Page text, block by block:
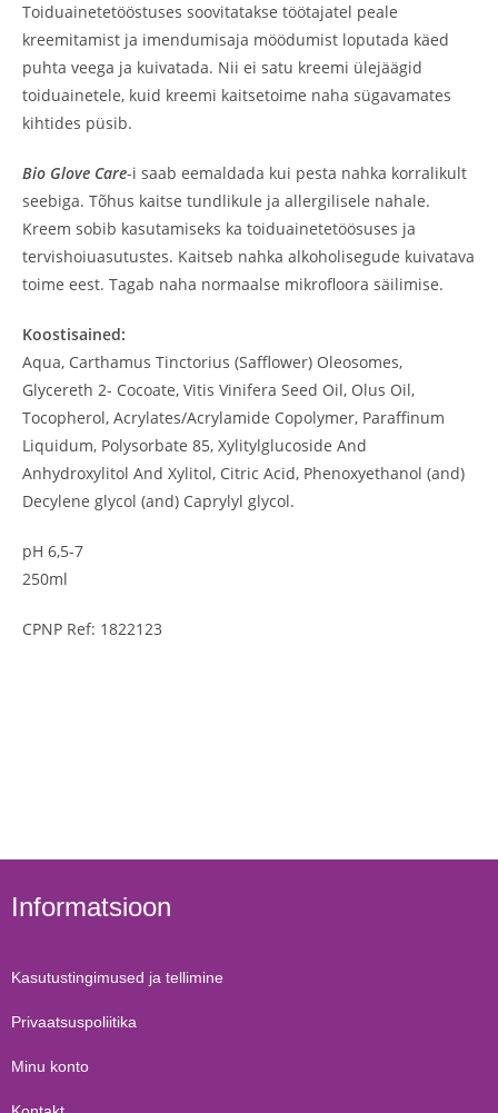
Toiduainetetööstuses soovitatakse töötajatel peale
kreemitamist ja imendumisaja möödumist loputada käed
puhta veega ja kuivatada. Nii ei satu kreemi ülejäägid
toiduainetele, kuid kreemi kaitsetoime naha sügavamates
kihtides püsib.
Bio Glove Care-i saab eemaldada kui pesta nahka korralikult
seebiga. Tõhus kaitse tundlikule ja allergilisele nahale.
Kreem sobib kasutamiseks ka toiduainetetöösuses ja
tervishoiuasutustes. Kaitseb nahka alkoholisegude kuivatava
toime eest. Tagab naha normaalse mikrofloora säilimise.
Koostisained:
Aqua, Carthamus Tinctorius (Safflower) Oleosomes,
Glycereth 2- Cocoate, Vitis Vinifera Seed Oil, Olus Oil,
Tocopherol, Acrylates/Acrylamide Copolymer, Paraffinum
Liquidum, Polysorbate 85, Xylitylglucoside And
Anhydroxylitol And Xylitol, Citric Acid, Phenoxyethanol (and)
Decylene glycol (and) Caprylyl glycol.
pH 6,5-7
250ml
CPNP Ref: 1822123
Informatsioon
Kasutustingimused ja tellimine
Privaatsuspoliitika
Minu konto